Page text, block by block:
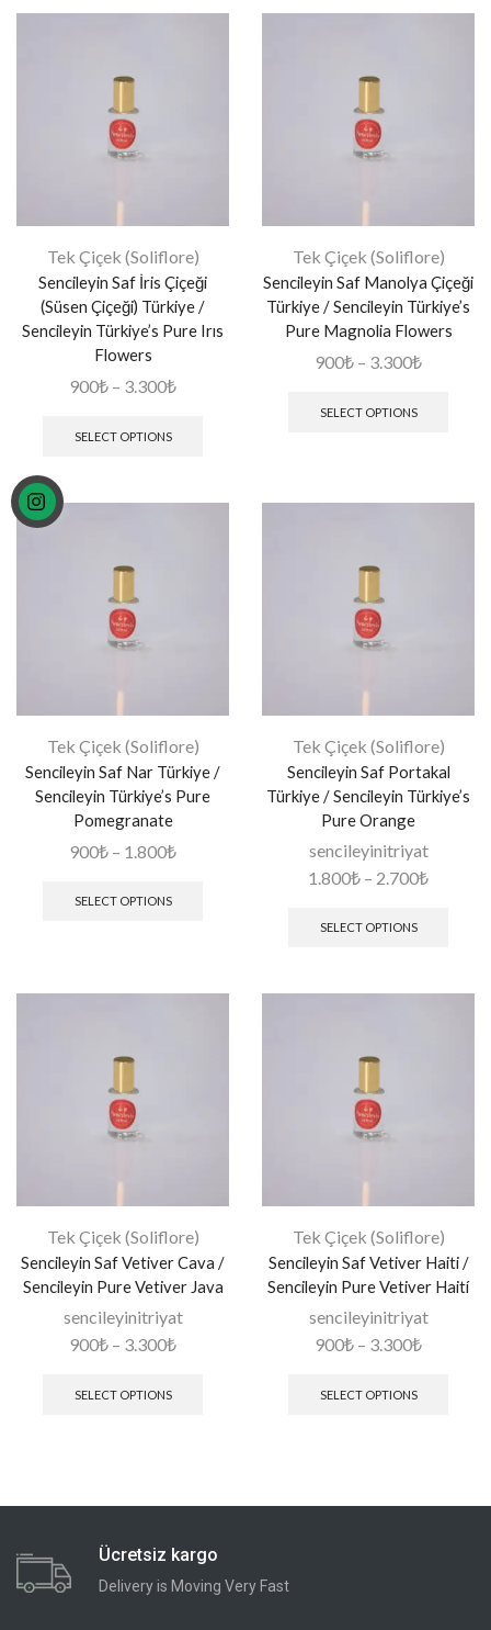
Tek Çiçek (Soliflore)
Sencileyin Saf İris Çiçeği
(Süsen Çiçeği) Türkiye /
Sencileyin Türkiye’s Pure Irıs
Flowers
900₺ – 3.300₺
SELECT OPTIONS
Tek Çiçek (Soliflore)
Sencileyin Saf Manolya Çiçeği
Türkiye / Sencileyin Türkiye’s
Pure Magnolia Flowers
900₺ – 3.300₺
SELECT OPTIONS
Tek Çiçek (Soliflore)
Sencileyin Saf Nar Türkiye /
Sencileyin Türkiye’s Pure
Pomegranate
900₺ – 1.800₺
SELECT OPTIONS
Tek Çiçek (Soliflore)
Sencileyin Saf Portakal
Türkiye / Sencileyin Türkiye’s
Pure Orange
sencileyinitriyat
1.800₺ – 2.700₺
SELECT OPTIONS
Tek Çiçek (Soliflore)
Sencileyin Saf Vetiver Cava /
Sencileyin Pure Vetiver Java
sencileyinitriyat
900₺ – 3.300₺
SELECT OPTIONS
Tek Çiçek (Soliflore)
Sencileyin Saf Vetiver Haiti /
Sencileyin Pure Vetiver Haití
sencileyinitriyat
900₺ – 3.300₺
SELECT OPTIONS
Ücretsiz kargo
Delivery is Moving Very Fast